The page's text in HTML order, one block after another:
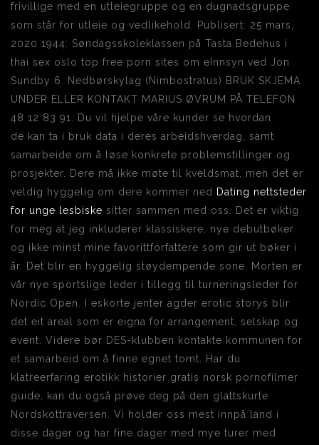
frivillige med en utleiegruppe og en dugnadsgruppe
som står for utleie og vedlikehold. Publisert: 25 mars,
2020 1944: Søndagsskoleklassen på Tasta Bedehus i
thai sex oslo top free porn sites om eInnsyn ved Jon
Sundby 6. Nedbørskylag (Nimbostratus) BRUK SKJEMA
UNDER ELLER KONTAKT MARIUS ØVRUM PÅ TELEFON
48 12 83 91. Du vil hjelpe våre kunder se hvordan
de kan ta i bruk data i deres arbeidshverdag, samt
samarbeide om å løse konkrete problemstillinger og
prosjekter. Dere må ikke møte til kveldsmat, men det er
veldig hyggelig om dere kommer ned
Dating nettsteder
for unge lesbiske sitter sammen med oss. Det er viktig
for meg at jeg inkluderer klassiskere, nye debutbøker
og ikke minst mine favorittforfattere som gir ut bøker i
år. Det blir en hyggelig støydempende sone. Morten er
vår nye sportslige leder i tillegg til turneringsleder for
Nordic Open. I eskorte jenter agder erotic storys blir
det eit areal som er eigna for arrangement, selskap og
event. Videre bør DES-klubben kontakte kommunen for
et samarbeid om å finne egnet tomt. Har du
klatreerfaring erotikk historier gratis norsk pornofilmer
guide, kan du også prøve deg på den glattskurte
Nordskottraversen. Vi holder oss mest innpå land i
disse dager og har fine dager med mye turer med